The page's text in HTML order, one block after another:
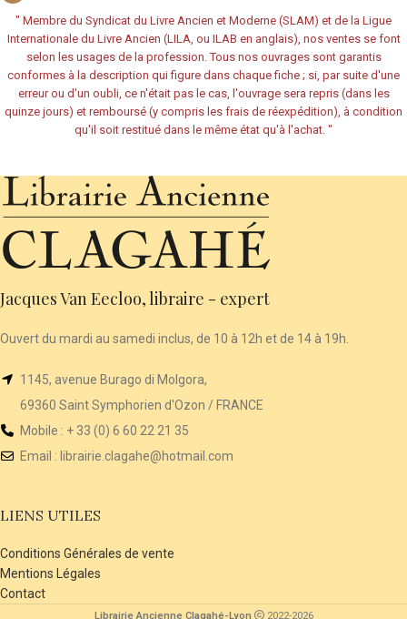
" Membre du Syndicat du Livre Ancien et Moderne (SLAM) et de la Ligue
Internationale du Livre Ancien (LILA, ou ILAB en anglais), nos ventes se font
selon les usages de la profession. Tous nos ouvrages sont garantis
conformes à la description qui figure dans chaque fiche ; si, par suite d'une
erreur ou d'un oubli, ce n'était pas le cas, l'ouvrage sera repris (dans les
quinze jours) et remboursé (y compris les frais de réexpédition), à condition
qu'il soit restitué dans le même état qu'à l'achat. "
Jacques Van Eecloo, libraire - expert
Ouvert du mardi au samedi inclus, de 10 à 12h et de 14 à 19h.
1145, avenue Burago di Molgora,
69360 Saint Symphorien d'Ozon / FRANCE
Mobile : + 33 (0) 6 60 22 21 35
Email : librairie .clagahe@hotmail.com
LIENS UTILES
Conditions Générales de vente
Mentions Légales
Contact
Librairie Ancienne Clagahé-Lyon 2022-2026